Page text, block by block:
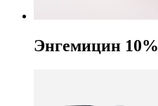
Энгемицин 10%